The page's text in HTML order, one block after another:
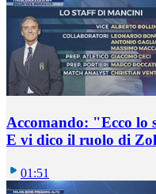
Accomando: "Ecco lo
E vi dico il ruolo di
01:51